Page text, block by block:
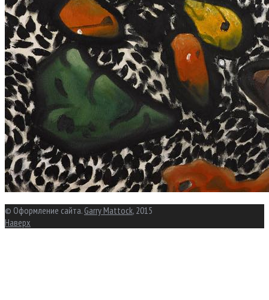
© Оформление сайта. Garry Mattock, 2015
Наверх